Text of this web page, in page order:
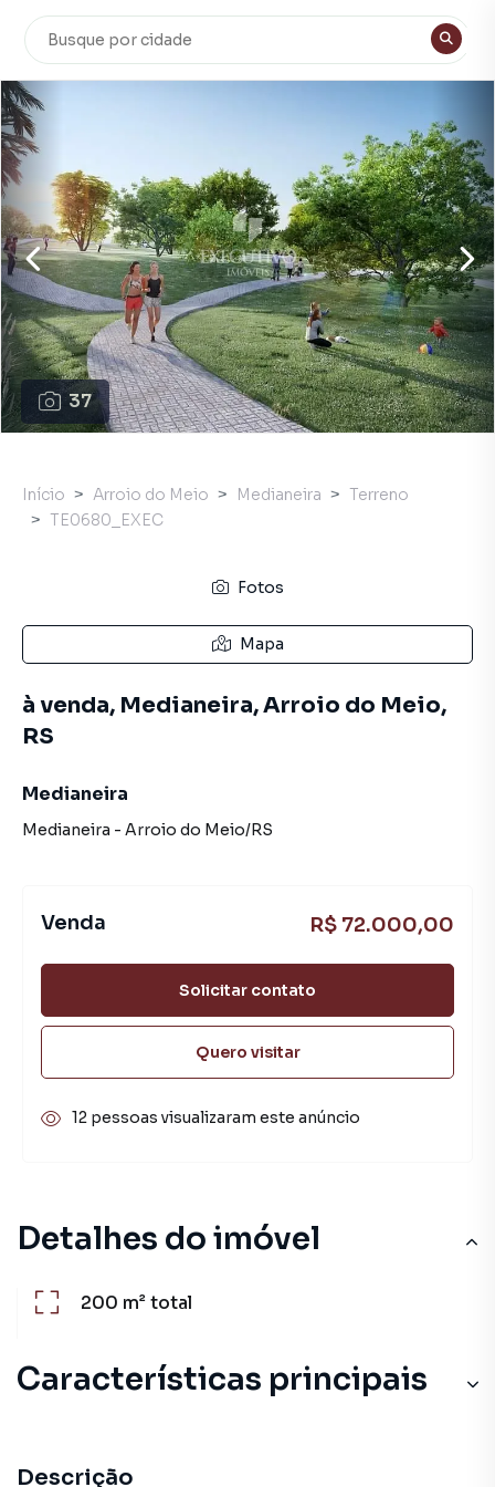
37
Detalhes do imóvel
200 m²total
Características principais
Descrição
Início Arroio do Meio Medianeira
Terreno
TE0680_EXEC
Fotos
Mapa
à venda, Medianeira, Arroio do Meio,
RS
Medianeira
Medianeira - Arroio do Meio/RS
Venda R$ 72.000,00
Solicitar contato
Quero visitar
12 pessoas visualizaram este anúncio